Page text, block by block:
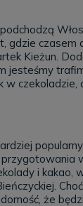
gdzie czasem
Kieżun.
czekoladzie,
i kakao,
że